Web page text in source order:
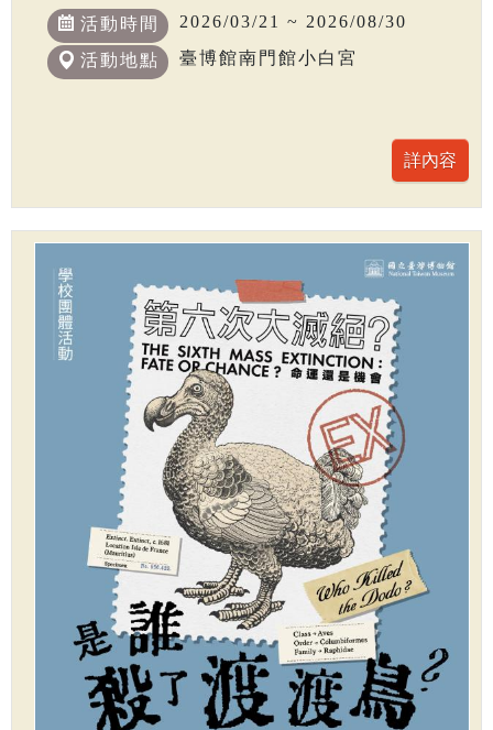
活動時間 2026/03/21 ~ 2026/08/30
活動地點 臺博館南門館小白宮